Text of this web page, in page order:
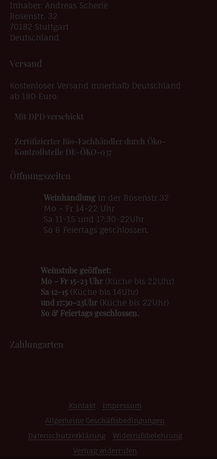
Inhaber: Andreas Scherle
Rosenstr. 32
70182 Stuttgart
Deutschland
Versand
Kostenloser Versand innerhalb Deutschland
ab 180 Euro.
Mit DPD verschickt
Zertifizierter Bio-Fachhändler durch Öko-
Kontrollstelle DE-ÖKO-037
Öffnungszeiten
Weinhandlungin der Rosenstr.32
Mo – Fr 14-22 Uhr
Sa 11-15 und 17:30-22Uhr
So & Feiertags geschlossen.
Weinstube geöffnet:
Mo – Fr 15-23 Uhr(Küche bis 22Uhr)
Sa 12-15(Küche bis 14Uhr)
und 17:30-23Uhr(Küche bis 22Uhr)
So & Feiertags geschlossen.
Zahlungarten
Kontakt
Impressum
Allgemeine Geschäftsbedingungen
Datenschutzerklärung
Widerrufsbelehrung
Vertrag widerrufen